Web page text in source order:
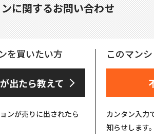
に関するお問い合わせ
を買いたい方
出たら教えて
ンが売りに出されたら
このマン
カンタン入力
知らせします。